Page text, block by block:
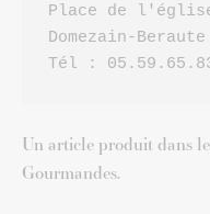
Place de
Domezain-Beraute
Tél :
Un article produit dans
Gourmandes.